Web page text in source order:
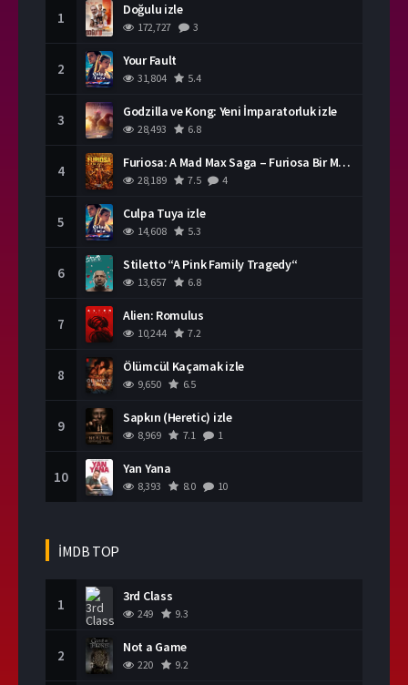
1 Doğulu izle
172,727 3
2 Your Fault
31,804 5.4
3 Godzilla ve Kong: Yeni İmparatorluk izle
28,493 6.8
4 Furiosa: A Mad Max Saga – Furiosa Bir Mad Max Destanı
28,189 7.5 4
5 Culpa Tuya izle
14,608 5.3
6 Stiletto “A Pink Family Tragedy“
13,657 6.8
7 Alien: Romulus
10,244 7.2
8 Ölümcül Kaçamak izle
9,650 6.5
9 Sapkın (Heretic) izle
8,969 7.1 1
10 Yan Yana
8,393 8.0 10
İMDB TOP
1 3rd Class
249 9.3
2 Not a Game
220 9.2